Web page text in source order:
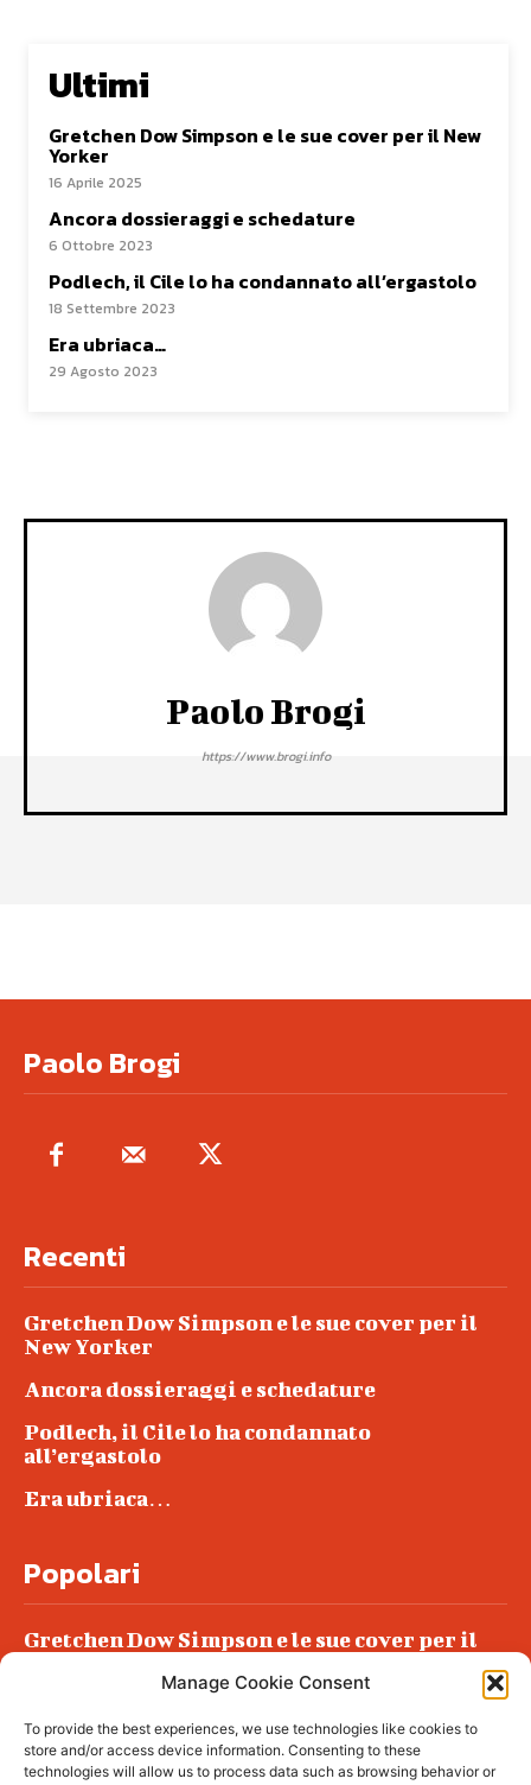
Manage Cookie Consent
To provide the best experiences, we use technologies like cookies to
store and/or access device information. Consenting to these
technologies will allow us to process data such as browsing behavior or
Ultimi
Gretchen Dow Simpson e le sue cover per il New
Yorker
16 Aprile 2025
Ancora dossieraggi e schedature
6 Ottobre 2023
Podlech, il Cile lo ha condannato all’ergastolo
18 Settembre 2023
Era ubriaca…
29 Agosto 2023
Paolo Brogi
https://www.brogi.info
Paolo Brogi
Recenti
Gretchen Dow Simpson e le sue cover per il
New Yorker
Ancora dossieraggi e schedature
Podlech, il Cile lo ha condannato
all’ergastolo
Era ubriaca…
Popolari
Gretchen Dow Simpson e le sue cover per il
Podlech, il Cile lo ha condannato
all’ergastolo